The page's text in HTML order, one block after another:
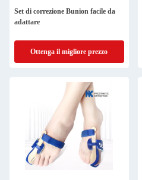
Set di correzione Bunion facile da
adattare
Ottenga il migliore prezzo